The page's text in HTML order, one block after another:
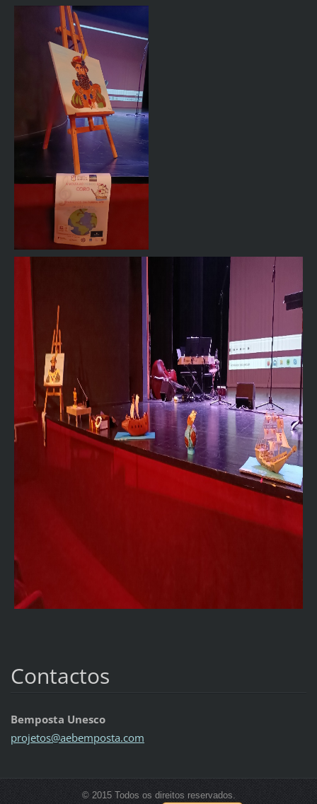
Contactos
Bemposta Unesco
projetos@aebemposta.com
© 2015 Todos os direitos reservados.